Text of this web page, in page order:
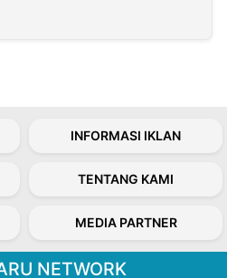
INFORMASI IKLAN
TENTANG KAMI
MEDIA PARTNER
NETWORK